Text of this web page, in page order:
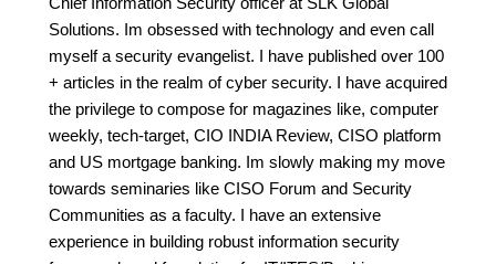
Solutions. Im obsessed with technology and even call
myself a security evangelist. I have published over 100
+ articles in the realm of cyber security. I have acquired
the privilege to compose for magazines like, computer
weekly, tech-target, CIO INDIA Review, CISO platform
and US mortgage banking. Im slowly making my move
towards seminaries like CISO Forum and Security
Communities as a faculty. I have an extensive
experience in building robust information security